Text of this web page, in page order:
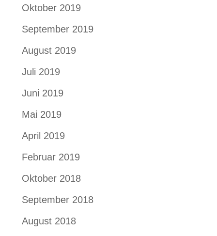
Oktober 2019
September 2019
August 2019
Juli 2019
Juni 2019
Mai 2019
April 2019
Februar 2019
Oktober 2018
September 2018
August 2018